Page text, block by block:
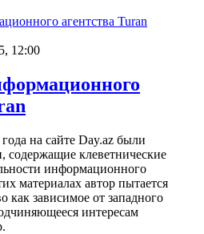
12:00
на сайте Day.az были
содержащие клеветнические
информационного
материалах автор пытается
как зависимое от западного
интересам